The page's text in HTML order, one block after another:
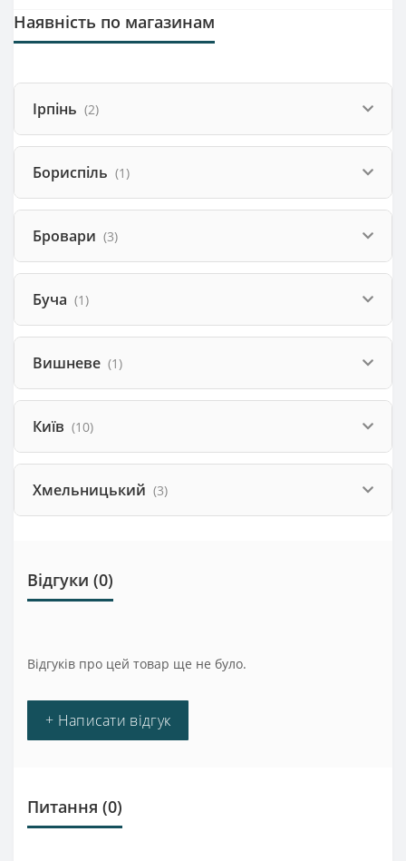
Наявність по магазинам
Ірпінь (2)
Бориспіль (1)
Бровари (3)
Буча (1)
Вишневе (1)
Київ (10)
Хмельницький (3)
Відгуки (0)
Відгуків про цей товар ще не було.
+ Написати відгук
Питання (0)